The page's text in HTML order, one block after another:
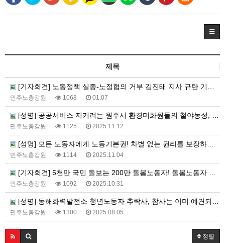
제목
[기자회견] 노동정책 실종-노정협의 거부 김진태 지사 규탄 기자회견
민주노총강원 1068 01.07
[성명] 공공서비스 지키려는 원주시 환경미화원들의 철야농성, 원주시시설관리공단은 가로 청소 구간 축소와 환경미화원 강제순환배치 계획을 즉시 철회하라!
민주노총강원 1125 2025.11.12
[성명] 모든 노동자에게 노동기본권! 차별 없는 권리를 보장하라! 특수고용·플랫폼노동자의 노동자성은 명확하다. 노동기본권 보장하라!
민주노총강원 1114 2025.11.04
[기자회견] 5천만 국민 돌보는 200만 돌봄노동자! 돌봄노동자 처우개선, 노동기본권 보장하라
민주노총강원 1092 2025.10.31
[성명] 동해화력발전소 청년노동자 추락사, 참사는 이미 예견되어 있었다.
민주노총강원 1300 2025.08.05
정렬